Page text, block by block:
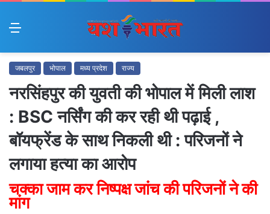
Menu
जबलपुर भोपाल मध्य प्रदेश राज्य
नरसिंहपुर की युवती की भोपाल में मिली लाश
: BSC नर्सिंग की कर रही थी पढ़ाई ,
बॉयफ्रेंड के साथ निकली थी : परिजनों ने
लगाया हत्या का आरोप
चक्का जाम कर निष्पक्ष जांच की परिजनों ने की
मांग